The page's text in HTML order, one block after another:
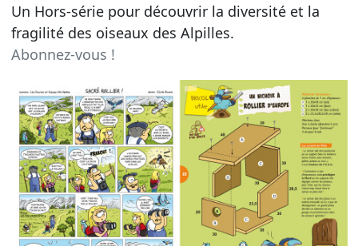
Un Hors-série pour découvrir la diversité et la
fragilité des oiseaux des Alpilles.
Abonnez-vous !